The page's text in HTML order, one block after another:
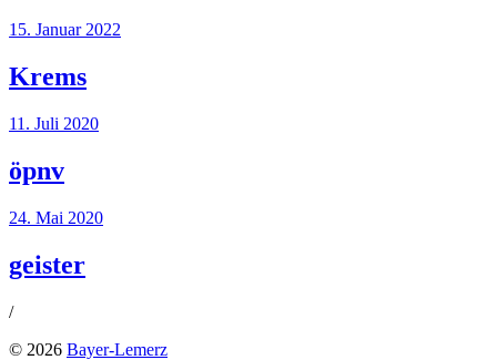
15. Januar 2022
Krems
11. Juli 2020
öpnv
24. Mai 2020
geister
/
© 2026 Bayer-Lemerz